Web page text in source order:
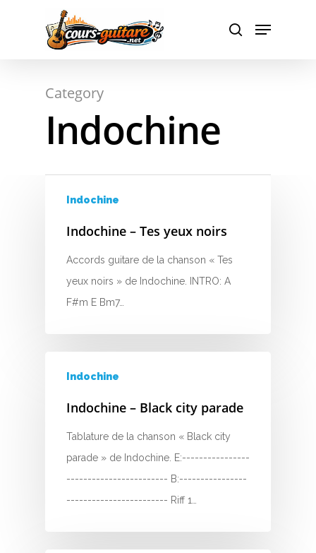
Category
Indochine
Indochine
Indochine – Tes yeux noirs
Accords guitare de la chanson « Tes
yeux noirs » de Indochine. INTRO: A
F#m E Bm7…
Indochine
Indochine – Black city parade
Tablature de la chanson « Black city
parade » de Indochine. E:----------------
------------------------ B:----------------
------------------------ Riff 1…